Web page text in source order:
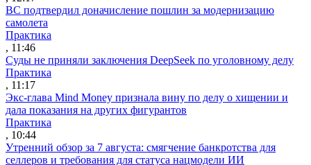
ВС подтвердил доначисление пошлин за модернизацию
самолета
Практика
, 11:46
Суды не приняли заключения DeepSeek по уголовному делу
Практика
, 11:17
Экс-глава Mind Money признала вину по делу о хищении и
дала показания на других фигурантов
Практика
, 10:44
Утренний обзор за 7 августа: смягчение банкротства для
селлеров и требования для статуса нацмодели ИИ